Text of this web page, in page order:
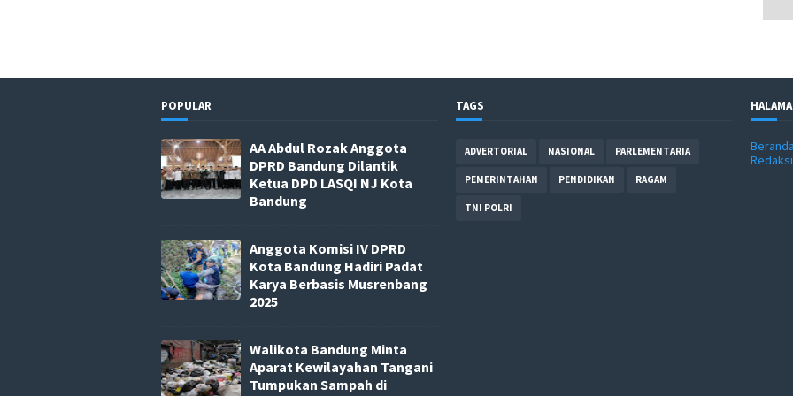
POPULAR
AA Abdul Rozak Anggota
DPRD Bandung Dilantik
Ketua DPD LASQI NJ Kota
Bandung
Anggota Komisi IV DPRD
Kota Bandung Hadiri Padat
Karya Berbasis Musrenbang
2025
Walikota Bandung Minta
Aparat Kewilayahan Tangani
Tumpukan Sampah di
TAGS
ADVERTORIAL NASIONAL PARLEMENTARIA
PEMERINTAHAN PENDIDIKAN RAGAM
TNI POLRI
Redaksi